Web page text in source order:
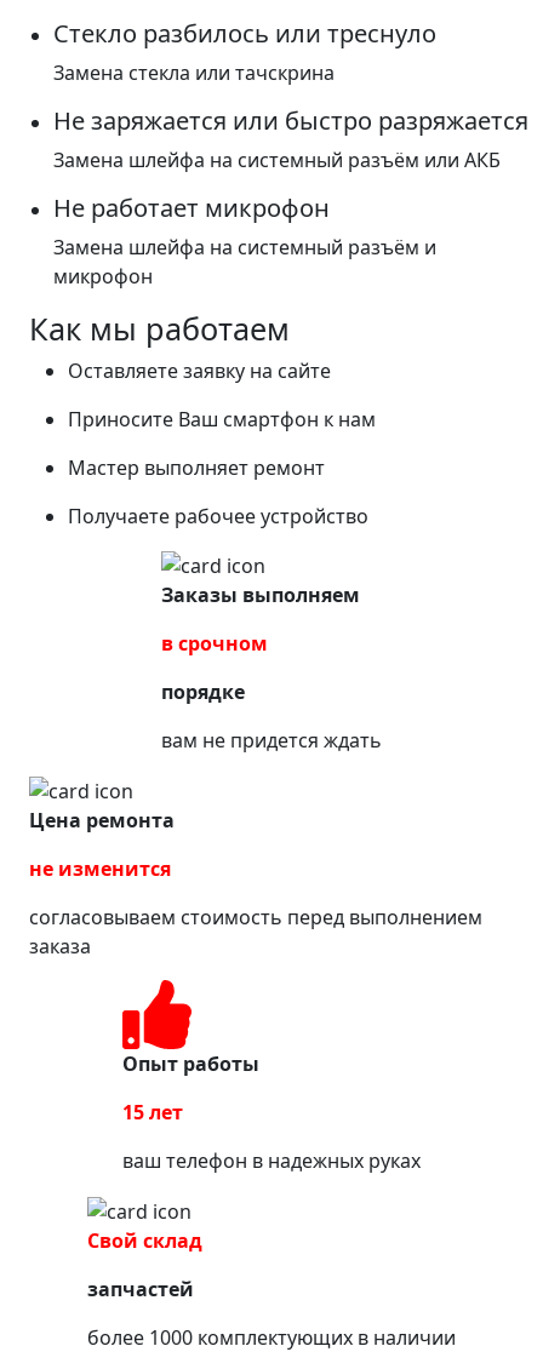
Стекло разбилось или треснуло
Замена стекла или тачскрина
Не заряжается или быстро разряжается
Замена шлейфа на системный разъём или АКБ
Не работает микрофон
Замена шлейфа на системный разъём и
микрофон
Как мы работаем
Оставляете заявку на сайте
Приносите Ваш смартфон к нам
Мастер выполняет ремонт
Получаете рабочее устройство
Заказы выполняем
в срочном
порядке
вам не придется ждать
Цена ремонта
не изменится
согласовываем стоимость перед выполнением
заказа
Опыт работы
15 лет
ваш телефон в надежных руках
Свой склад
запчастей
более 1000 комплектующих в наличии